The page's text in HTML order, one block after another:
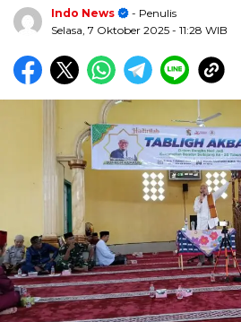
Indo News
- Penulis
Selasa, 7 Oktober 2025 - 11:28 WIB